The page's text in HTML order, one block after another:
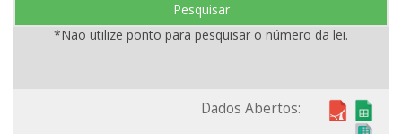
Pesquisar
*Não utilize ponto para pesquisar o número da lei.
Dados Abertos: